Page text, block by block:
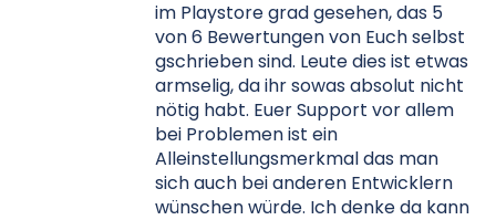
im Playstore grad gesehen, das 5
von 6 Bewertungen von Euch selbst
gschrieben sind. Leute dies ist etwas
armselig, da ihr sowas absolut nicht
nötig habt. Euer Support vor allem
bei Problemen ist ein
Alleinstellungsmerkmal das man
sich auch bei anderen Entwicklern
wünschen würde. Ich denke da kann